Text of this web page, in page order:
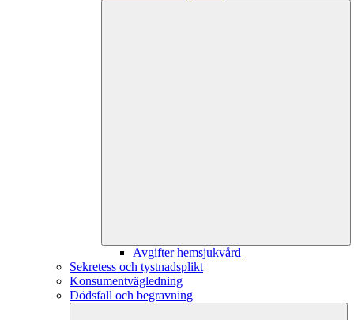
Avgifter hemsjukvård
Sekretess och tystnadsplikt
Konsumentvägledning
Dödsfall och begravning